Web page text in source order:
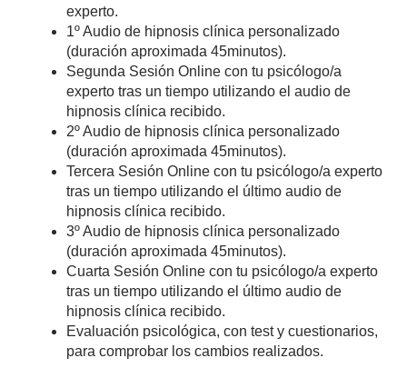
experto.
1º Audio de hipnosis clínica personalizado
(duración aproximada 45minutos).
Segunda Sesión Online con tu psicólogo/a
experto tras un tiempo utilizando el audio de
hipnosis clínica recibido.
2º Audio de hipnosis clínica personalizado
(duración aproximada 45minutos).
Tercera Sesión Online con tu psicólogo/a experto
tras un tiempo utilizando el último audio de
hipnosis clínica recibido.
3º Audio de hipnosis clínica personalizado
(duración aproximada 45minutos).
Cuarta Sesión Online con tu psicólogo/a experto
tras un tiempo utilizando el último audio de
hipnosis clínica recibido.
Evaluación psicológica, con test y cuestionarios,
para comprobar los cambios realizados.